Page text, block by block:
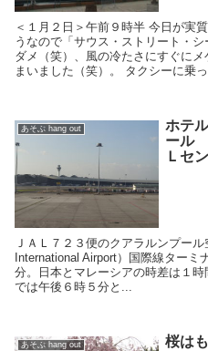
＜１月２日＞午前９時半 今日が実
うなので「サウス・ストリート・
ダメ（笑）、風の冷たさにすぐに
まいました（笑）。 タクシーに乗
あそぶ hang out
ホテ
ール
Ｌセ
ＪＡＬ７２３便のクアラルンプー
International Airport）国際線ターミ
分。日本とマレーシアの時差は１
では午後６時５分と...
あそぶ hang out 桜は